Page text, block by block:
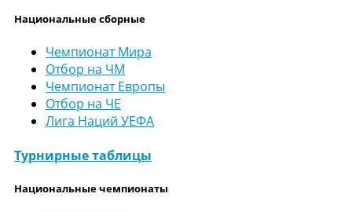
Национальные сборные
Чемпионат Мира
Отбор на ЧМ
Чемпионат Европы
Отбор на ЧЕ
Лига Наций УЕФА
Турнирные таблицы
Национальные чемпионаты